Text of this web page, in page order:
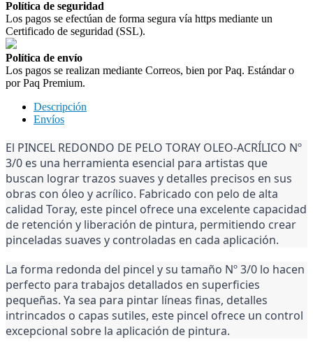
Política de seguridad
Los pagos se efectúan de forma segura vía https mediante un
Certificado de seguridad (SSL).
Política de envío
Los pagos se realizan mediante Correos, bien por Paq. Estándar o
por Paq Premium.
Descripción
Envíos
El PINCEL REDONDO DE PELO TORAY OLEO-ACRÍLICO Nº
3/0 es una herramienta esencial para artistas que
buscan lograr trazos suaves y detalles precisos en sus
obras con óleo y acrílico. Fabricado con pelo de alta
calidad Toray, este pincel ofrece una excelente capacidad
de retención y liberación de pintura, permitiendo crear
pinceladas suaves y controladas en cada aplicación.
La forma redonda del pincel y su tamaño Nº 3/0 lo hacen
perfecto para trabajos detallados en superficies
pequeñas. Ya sea para pintar líneas finas, detalles
intrincados o capas sutiles, este pincel ofrece un control
excepcional sobre la aplicación de pintura.